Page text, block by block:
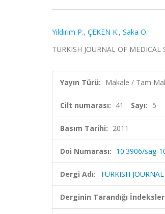
Yildirim P., ÇEKEN K., Saka O.
TURKISH JOURNAL OF
Yayın Türü: Makale / Tam
Cilt numarası: 41 Sayı: 5
Basım Tarihi: 2011
Doi Numarası: 10.3906/sag-
Dergi Adı: TURKISH
Derginin Tarandığı